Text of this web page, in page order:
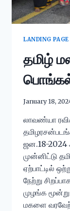
LANDING
தமிழ்
January 18,
லாவண்யா
ஜன.18-
முன்னிட்டு
ஏற்பாட்டில்
நேற்று
முழங்க
மகளை